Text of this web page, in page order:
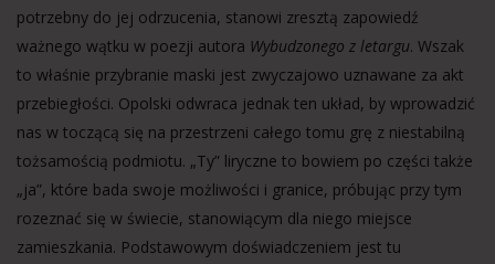
potrzebny do jej odrzucenia, stanowi zresztą zapowiedź
ważnego wątku w poezji autora Wybudzonego z letargu. Wszak
to właśnie przybranie maski jest zwyczajowo uznawane za akt
przebiegłości. Opolski odwraca jednak ten układ, by wprowadzić
nas w toczącą się na przestrzeni całego tomu grę z niestabilną
tożsamością podmiotu. „Ty” liryczne to bowiem po części także
„ja”, które bada swoje możliwości i granice, próbując przy tym
rozeznać się w świecie, stanowiącym dla niego miejsce
zamieszkania. Podstawowym doświadczeniem jest tu